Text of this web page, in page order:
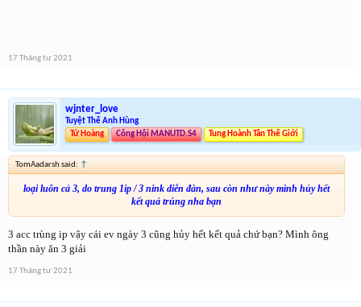
17 Tháng tư 2021
wjnter_love
Tuyệt Thế Anh Hùng
Tứ Hoàng
Công Hội MANUTD.S4 Tung Hoành Tân Thế Giới
TomAadarsh said: ↑
loại luôn cả 3, do trung 1ip / 3 nink diễn đàn, sau còn như này mình hủy hết
kết quả trúng nha bạn
3 acc trùng ip vậy cái ev ngày 3 cũng hủy hết kết quả chứ bạn? Mình ông
thần này ăn 3 giải
17 Tháng tư 2021